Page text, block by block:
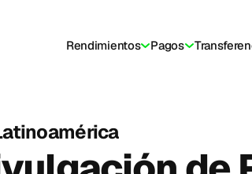
Rendimientos Pagos